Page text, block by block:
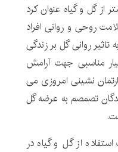
گل و گیاه عنوان کرد
روحى و روانى افراد
تاثیر روانی گل بر زندگی
مناسبی جهت آرامش
نشینی امروزی می
تصمصم به عرضه گل
از گل و گیاه در